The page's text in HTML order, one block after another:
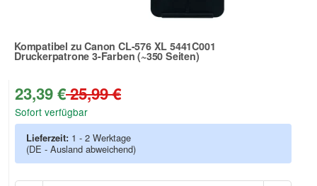
Kompatibel zu Canon CL-576 XL 5441C001
Druckerpatrone 3-Farben (~350 Seiten)
Zur Artikelbewertung
23,39 €25,99 €
Sofort verfügbar
Lieferzeit: 1 - 2 Werktage
(DE - Ausland abweichend)